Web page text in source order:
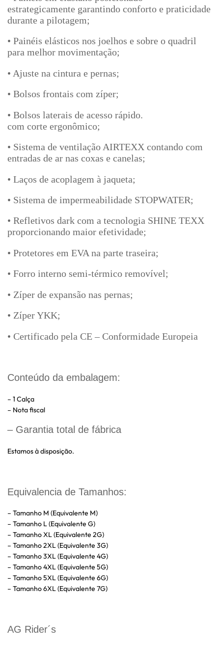
estrategicamente garantindo conforto e praticidade
durante a pilotagem;
• Painéis elásticos nos joelhos e sobre o quadril
para melhor movimentação;
• Ajuste na cintura e pernas;
• Bolsos frontais com zíper;
• Bolsos laterais de acesso rápido.
com corte ergonômico;
• Sistema de ventilação AIRTEXX contando com
entradas de ar nas coxas e canelas;
• Laços de acoplagem à jaqueta;
• Sistema de impermeabilidade STOPWATER;
• Refletivos dark com a tecnologia SHINE TEXX
proporcionando maior efetividade;
• Protetores em EVA na parte traseira;
• Forro interno semi-térmico removível;
• Zíper de expansão nas pernas;
• Zíper YKK;
• Certificado pela CE – Conformidade Europeia
Conteúdo da embalagem:
– 1 Calça
– Nota fiscal
– Garantia total de fábrica
Estamos à disposição.
Equivalencia de Tamanhos:
– Tamanho M (Equivalente M)
– Tamanho L (Equivalente G)
– Tamanho XL (Equivalente 2G)
– Tamanho 2XL (Equivalente 3G)
– Tamanho 3XL (Equivalente 4G)
– Tamanho 4XL (Equivalente 5G)
– Tamanho 5XL (Equivalente 6G)
– Tamanho 6XL (Equivalente 7G)
AG Rider´s